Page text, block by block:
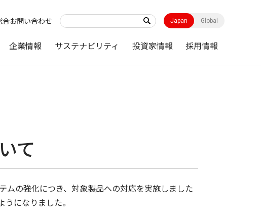
合お問い合わせ Japan Global
企業情報 サステナビリティ 投資家情報 採用情報
て
の強化につき、対象製品への対応を実施しました
になりました。